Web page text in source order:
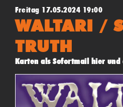
INFOS
SUCHE
FACEBOOK
YOUTUBE
Freitag 17.05.2024 19:00
WALTARI /
TRUTH
Karten als Sofortmail hier und